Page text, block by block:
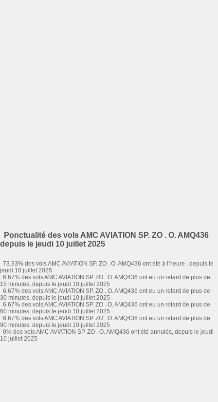
Ponctualité des vols AMC AVIATION SP. ZO . O. AMQ436
depuis le jeudi 10 juillet 2025
73.33% des vols AMC AVIATION SP. ZO . O. AMQ436 ont été à l'heure , depuis le
jeudi 10 juillet 2025
6.67% des vols AMC AVIATION SP. ZO . O. AMQ436 ont eu un retard de plus de
15 minutes, depuis le jeudi 10 juillet 2025
6.67% des vols AMC AVIATION SP. ZO . O. AMQ436 ont eu un retard de plus de
30 minutes, depuis le jeudi 10 juillet 2025
6.67% des vols AMC AVIATION SP. ZO . O. AMQ436 ont eu un retard de plus de
60 minutes, depuis le jeudi 10 juillet 2025
6.67% des vols AMC AVIATION SP. ZO . O. AMQ436 ont eu un retard de plus de
90 minutes, depuis le jeudi 10 juillet 2025
0% des vols AMC AVIATION SP. ZO . O. AMQ436 ont été annulés, depuis le jeudi
10 juillet 2025